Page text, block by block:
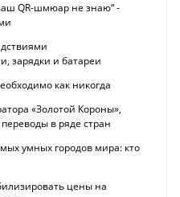
QR-шмюар не знаю“ -
зарядки и батареи
как никогда
«Золотой Короны»,
в ряде стран
умных городов мира: кто
цены на